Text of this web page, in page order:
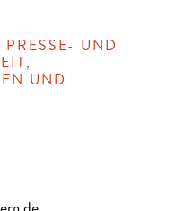
UND
UND